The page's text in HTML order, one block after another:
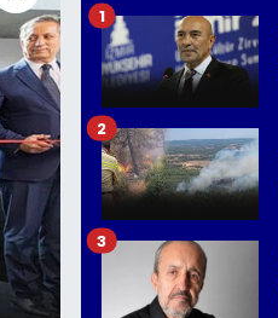
1
2
3